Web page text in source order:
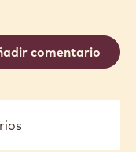
comentario